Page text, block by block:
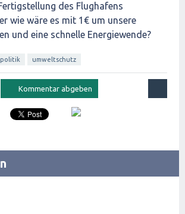
des Flughafens
wie wäre es mit 1€ um unsere
und eine schnelle Energiewende?
politik umweltschutz